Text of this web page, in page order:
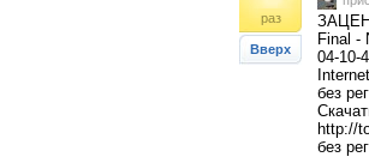
раз
Вверх
Final -
04-10-
без
http://
без